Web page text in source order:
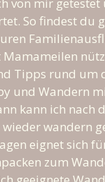
So findest du
Tipps rund um
und Wandern
kann ich nach
wandern
eignet sich
zum